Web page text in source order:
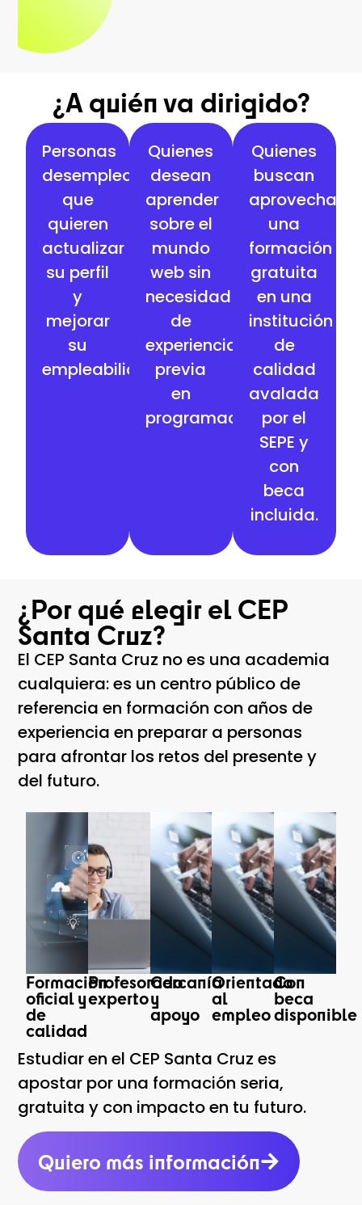
¿A quién va dirigido?
Personas
desempleadas
que
quieren
actualizar
su perfil
y
mejorar
su
empleabilidad.
Quienes
desean
aprender
sobre el
mundo
web sin
necesidad
de
experiencia
previa
en
programación.
Quienes
buscan
aprovechar
una
formación
gratuita
en una
institución
de
calidad
avalada
por el
SEPE y
con
beca
incluida.
¿Por qué elegir el CEP
Santa Cruz?
El CEP Santa Cruz no es una academia
cualquiera: es un centro público de
referencia en formación con años de
experiencia en preparar a personas
para afrontar los retos del presente y
del futuro.
Formación
oficial y
de
calidad
Profesorado
experto
Cercanía
y
apoyo
Orientado
al
empleo
Con
beca
disponible
Estudiar en el CEP Santa Cruz es
apostar por una formación seria,
gratuita y con impacto en tu futuro.
Quiero más información